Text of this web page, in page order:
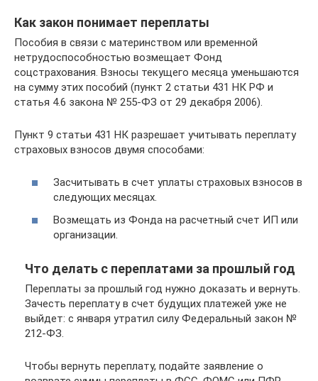
Как закон понимает переплаты
Пособия в связи с материнством или временной
нетрудоспособностью возмещает Фонд
соцстрахования. Взносы текущего месяца уменьшаются
на сумму этих пособий (пункт 2 статьи 431 НК РФ и
статья 4.6 закона № 255-ФЗ от 29 декабря 2006).
Пункт 9 статьи 431 НК разрешает учитывать переплату
страховых взносов двумя способами:
Засчитывать в счет уплаты страховых взносов в
следующих месяцах.
Возмещать из Фонда на расчетный счет ИП или
организации.
Что делать с переплатами за прошлый год
Переплаты за прошлый год нужно доказать и вернуть.
Зачесть переплату в счет будущих платежей уже не
выйдет: с января утратил силу Федеральный закон №
212-ФЗ.
Чтобы вернуть переплату, подайте заявление о